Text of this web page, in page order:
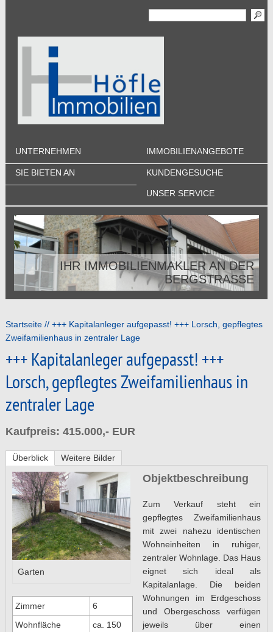
UNTERNEHMEN IMMOBILIENANGEBOTE
SIE BIETEN AN KUNDENGESUCHE
UNSER SERVICE
IHR IMMOBILIENMAKLER AN DER
BERGSTRASSE
Startseite
+++ Kapitalanleger aufgepasst! +++ Lorsch, gepflegtes
Zweifamilienhaus in zentraler Lage
+++ Kapitalanleger aufgepasst! +++
Lorsch, gepflegtes Zweifamilienhaus in
zentraler Lage
Kaufpreis: 415.000,- EUR
Überblick Weitere Bilder
Garten
Zimmer
6
Wohnfläche
ca. 150
Objektbeschreibung
Zum Verkauf steht ein
gepflegtes Zweifamilienhaus
mit zwei nahezu identischen
Wohneinheiten in ruhiger,
zentraler Wohnlage. Das Haus
eignet sich ideal als
Kapitalanlage. Die beiden
Wohnungen im Erdgeschoss
und Obergeschoss verfügen
jeweils über einen